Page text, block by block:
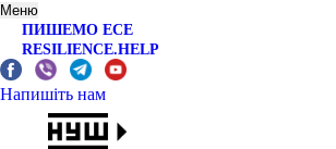
Меню
ПИШЕМО ЕСЕ
RESILIENCE.HELP
Напишіть нам